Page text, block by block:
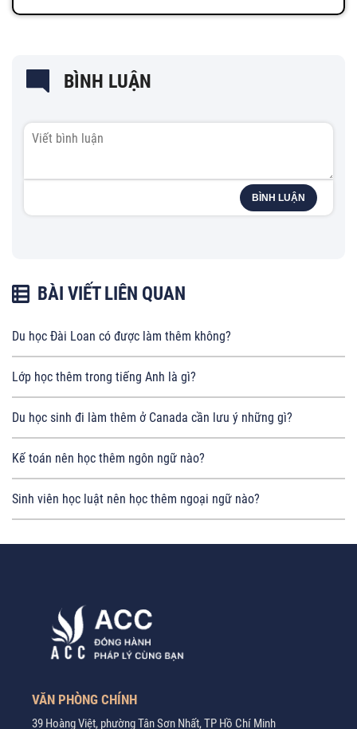
BÌNH LUẬN
BÌNH LUẬN
BÀI VIẾT LIÊN QUAN
Du học Đài Loan có được làm thêm không?
Lớp học thêm trong tiếng Anh là gì?
Du học sinh đi làm thêm ở Canada cần lưu ý những gì?
Kế toán nên học thêm ngôn ngữ nào?
Sinh viên học luật nên học thêm ngoại ngữ nào?
VĂN PHÒNG CHÍNH
39 Hoàng Việt, phường Tân Sơn Nhất, TP Hồ Chí Minh